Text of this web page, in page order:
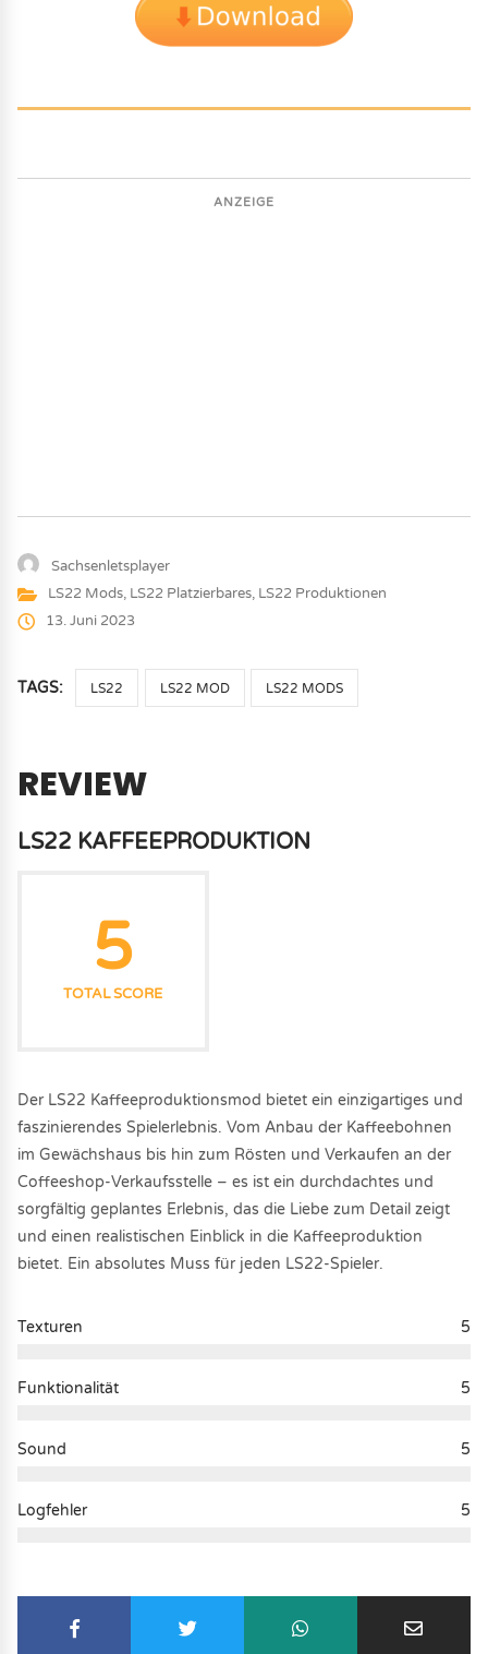
ANZEIGE
Sachsenletsplayer
LS22 Mods, LS22 Platzierbares, LS22 Produktionen
13. Juni 2023
TAGS: LS22 LS22 MOD LS22 MODS
REVIEW
LS22 KAFFEEPRODUKTION
5
TOTAL SCORE
Der LS22 Kaffeeproduktionsmod bietet ein einzigartiges und
faszinierendes Spielerlebnis. Vom Anbau der Kaffeebohnen
im Gewächshaus bis hin zum Rösten und Verkaufen an der
Coffeeshop-Verkaufsstelle – es ist ein durchdachtes und
sorgfältig geplantes Erlebnis, das die Liebe zum Detail zeigt
und einen realistischen Einblick in die Kaffeeproduktion
bietet. Ein absolutes Muss für jeden LS22-Spieler.
Texturen 5
Funktionalität 5
Sound 5
Logfehler 5